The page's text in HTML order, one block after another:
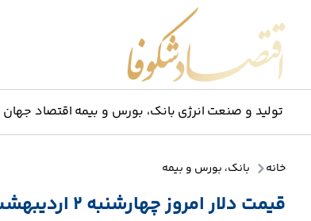
تولید و صنعت انرژی بانک، بورس و بیمه اقتصاد جهان
خانه بانک، بورس و بیمه
قیمت دلار امروز چهارشنبه ۲ اردیبهشت ۱۴۰۵